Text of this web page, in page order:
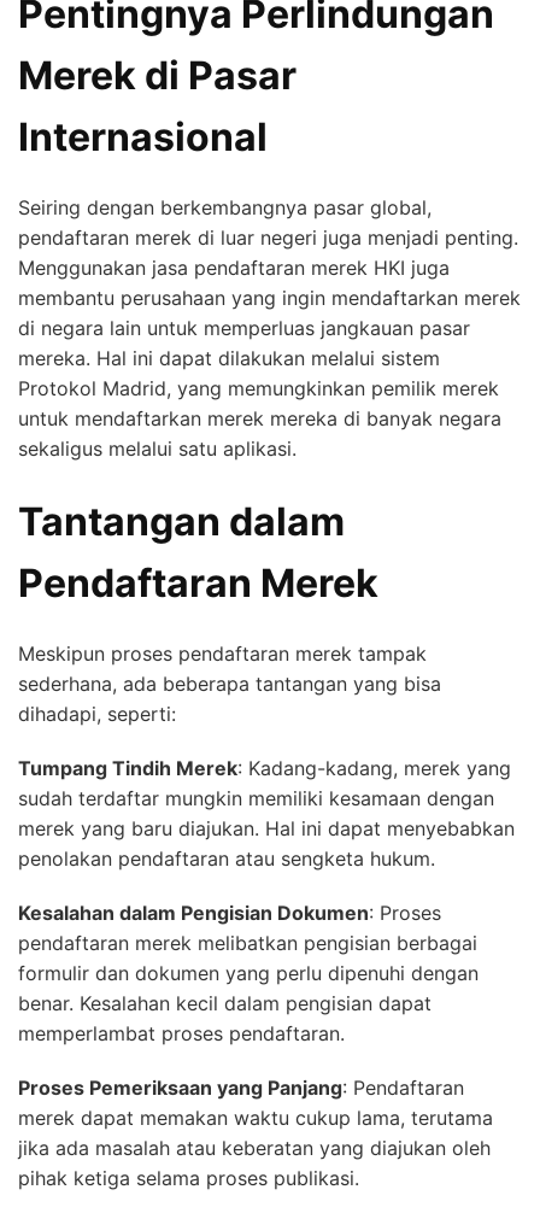
Pentingnya Perlindungan
Merek di Pasar
Internasional
Seiring dengan berkembangnya pasar global,
pendaftaran merek di luar negeri juga menjadi penting.
Menggunakan jasa pendaftaran merek HKI juga
membantu perusahaan yang ingin mendaftarkan merek
di negara lain untuk memperluas jangkauan pasar
mereka. Hal ini dapat dilakukan melalui sistem
Protokol Madrid, yang memungkinkan pemilik merek
untuk mendaftarkan merek mereka di banyak negara
sekaligus melalui satu aplikasi.
Tantangan dalam
Pendaftaran Merek
Meskipun proses pendaftaran merek tampak
sederhana, ada beberapa tantangan yang bisa
dihadapi, seperti:
Tumpang Tindih Merek: Kadang-kadang, merek yang
sudah terdaftar mungkin memiliki kesamaan dengan
merek yang baru diajukan. Hal ini dapat menyebabkan
penolakan pendaftaran atau sengketa hukum.
Kesalahan dalam Pengisian Dokumen: Proses
pendaftaran merek melibatkan pengisian berbagai
formulir dan dokumen yang perlu dipenuhi dengan
benar. Kesalahan kecil dalam pengisian dapat
memperlambat proses pendaftaran.
Proses Pemeriksaan yang Panjang: Pendaftaran
merek dapat memakan waktu cukup lama, terutama
jika ada masalah atau keberatan yang diajukan oleh
pihak ketiga selama proses publikasi.